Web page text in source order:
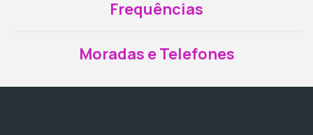
Frequências
Moradas e Telefones